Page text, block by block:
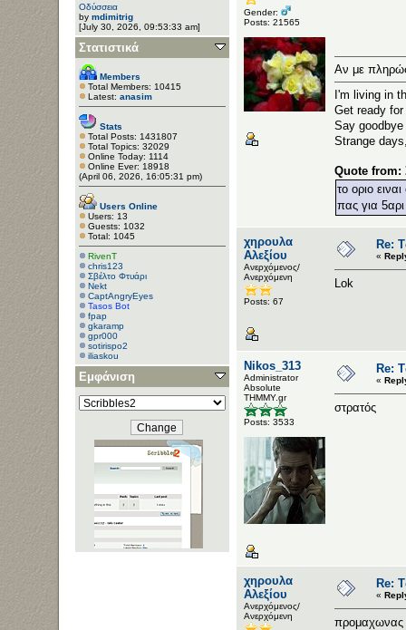
Οδύσσεια
by mdimitrig
[July 30, 2026, 09:53:33 am]
Στατιστικά
Members
Total Members: 10415
Latest: anasim
Stats
Total Posts: 1431807
Total Topics: 32029
Online Today: 1114
Online Ever: 18918
(April 06, 2026, 16:05:31 pm)
Users Online
Users: 13
Guests: 1032
Total: 1045
RivenT
chris123
Σβέλτο Φτυάρι
Nekt
CaptAngryEyes
Tasos Bot
fpap
gkaramp
gpr000
sotirispo2
iliaskou
Εμφάνιση
Gender:
Posts: 21565
Αν με
I'm living in
Get ready
Say
Strange
Quote from:
το οριο
πας για 5αρι
χηρουλα
Αλεξίου
Ανερχόμενος/
Ανερχόμενη
Posts: 67
Re:
«
Lok
Nikos_313
Administrator
Αbsolute
ΤΗΜΜΥ.gr
Posts: 3533
Re:
«
στρατός
χηρουλα
Αλεξίου
Ανερχόμενος/
Ανερχόμενη
Re:
«
προμαχωνας